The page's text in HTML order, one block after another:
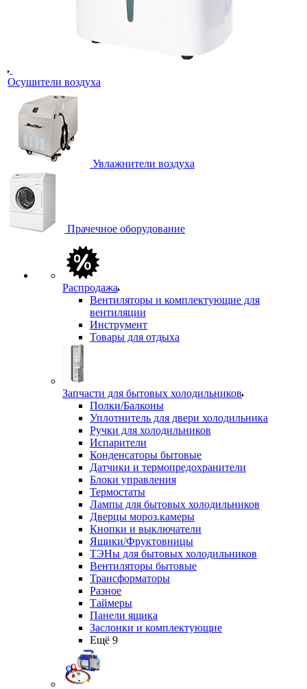
Осушители воздуха
Увлажнители воздуха
Прачечное оборудование
Распродажа
Вентиляторы и комплектующие для
вентиляции
Инструмент
Товары для отдыха
Запчасти для бытовых холодильников
Полки/Балконы
Уплотнитель для двери холодильника
Ручки для холодильников
Испарители
Конденсаторы бытовые
Датчики и термопредохранители
Блоки управления
Термостаты
Лампы для бытовых холодильников
Дверцы мороз.камеры
Кнопки и выключатели
Ящики/Фруктовницы
ТЭНы для бытовых холодильников
Вентиляторы бытовые
Трансформаторы
Разное
Таймеры
Панели ящика
Заслонки и комплектующие
Ещё 9